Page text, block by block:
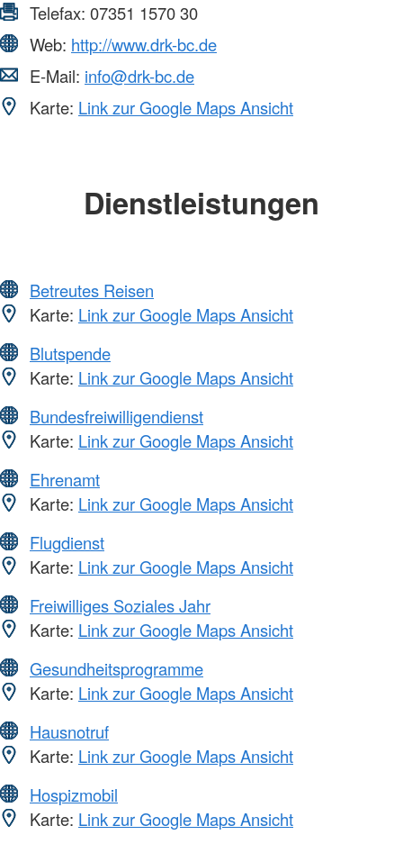
Telefax: 07351 1570 30
Web: http://www.drk-bc.de
E-Mail: info@drk-bc.de
Karte: Link zur Google Maps Ansicht
Dienstleistungen
Betreutes Reisen
Karte: Link zur Google Maps Ansicht
Blutspende
Karte: Link zur Google Maps Ansicht
Bundesfreiwilligendienst
Karte: Link zur Google Maps Ansicht
Ehrenamt
Karte: Link zur Google Maps Ansicht
Flugdienst
Karte: Link zur Google Maps Ansicht
Freiwilliges Soziales Jahr
Karte: Link zur Google Maps Ansicht
Gesundheitsprogramme
Karte: Link zur Google Maps Ansicht
Hausnotruf
Karte: Link zur Google Maps Ansicht
Hospizmobil
Karte: Link zur Google Maps Ansicht